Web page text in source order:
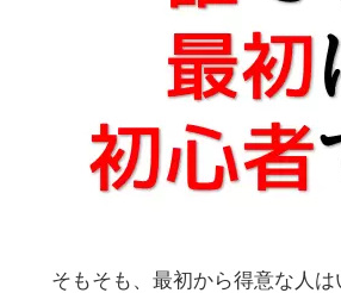
そもそも、最初から得意な人は